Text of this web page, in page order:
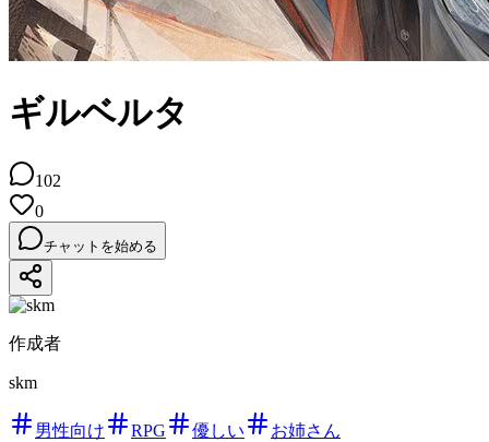
ギルベルタ
102
0
チャットを始める
作成者
skm
男性向け RPG 優しい お姉さん